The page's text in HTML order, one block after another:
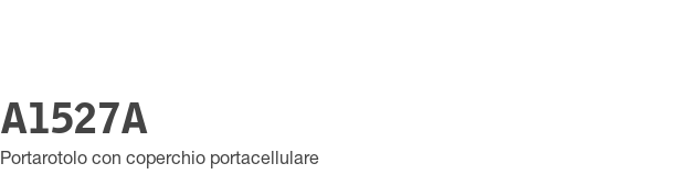
A1527A
Portarotolo con coperchio portacellulare